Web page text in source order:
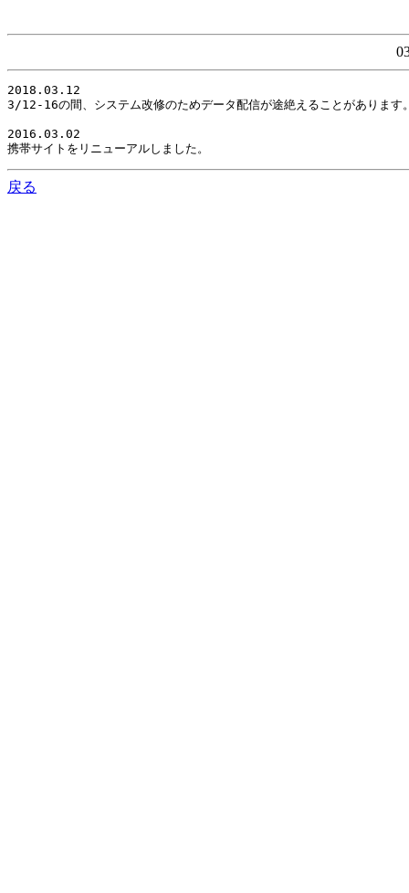
2018.03.12
3/12-16の間、システム改修のためデータ配信が途絶えることがあります
2016.03.02
携帯サイトをリニューアルしました。
戻る